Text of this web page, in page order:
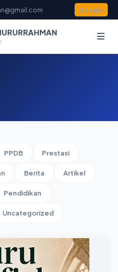
Login
PPDB Prestasi
Berita Artikel
Pendidikan
Uncategorized